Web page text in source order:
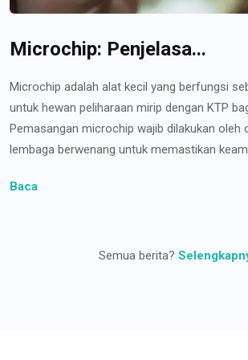
Microchip: Penjelasa...
Microchip adalah alat kecil yang berfungsi
untuk hewan peliharaan mirip dengan KTP
Pemasangan microchip wajib dilakukan oleh
lembaga berwenang untuk memastikan
Baca
Semua berita?